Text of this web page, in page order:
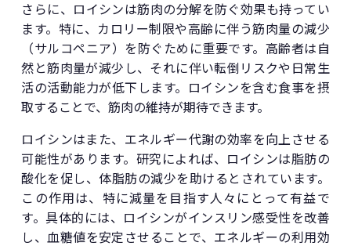
さらに、ロイシンは筋肉の分解を防ぐ効果も持ってい
ます。特に、カロリー制限や高齢に伴う筋肉量の減少
（サルコペニア）を防ぐために重要です。高齢者は自
然と筋肉量が減少し、それに伴い転倒リスクや日常生
活の活動能力が低下します。ロイシンを含む食事を摂
取することで、筋肉の維持が期待できます。
ロイシンはまた、エネルギー代謝の効率を向上させる
可能性があります。研究によれば、ロイシンは脂肪の
酸化を促し、体脂肪の減少を助けるとされています。
この作用は、特に減量を目指す人々にとって有益で
す。具体的には、ロイシンがインスリン感受性を改善
し、血糖値を安定させることで、エネルギーの利用効